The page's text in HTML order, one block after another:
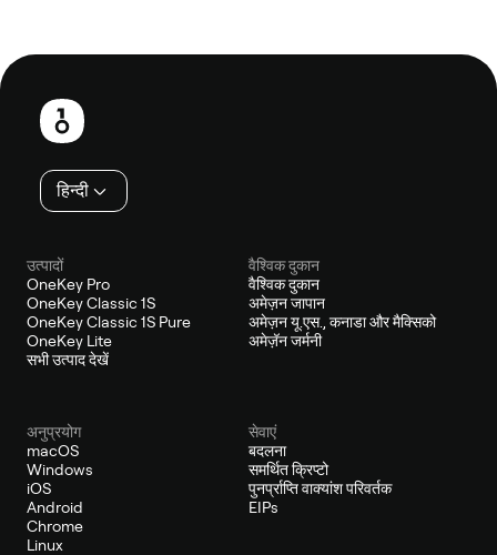
फ़ुटबाल
हिन्दी
उत्पादों
OneKey Pro
OneKey Classic 1S
OneKey Classic 1S Pure
OneKey Lite
सभी उत्पाद देखें
वैश्विक दुकान
वैश्विक दुकान
अमेज़न जापान
अमेज़न यू.एस., कनाडा और मैक्सिको
अमेज़ॅन जर्मनी
अनुप्रयोग
macOS
Windows
iOS
Android
Chrome
Linux
सेवाएं
बदलना
समर्थित क्रिप्टो
पुनर्प्राप्ति वाक्यांश परिवर्तक
EIPs